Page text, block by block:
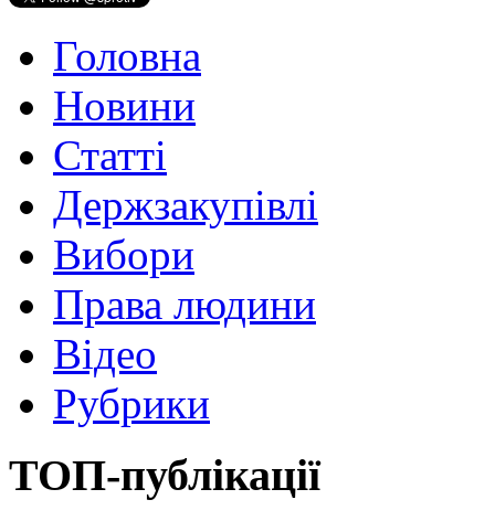
Головна
Новини
Статті
Держзакупівлі
Вибори
Права людини
Відео
Рубрики
ТОП-публікації